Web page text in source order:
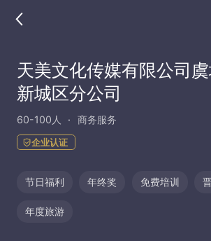
天美文化传媒有限公司
新城区分公司
60-100人 商务服务
企业认证
节日福利 年终奖 免费培训
年度旅游